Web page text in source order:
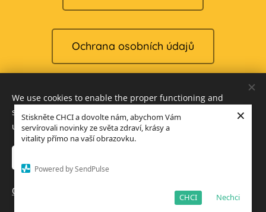
Stiskněte CHCI a dovolte nám, abychom Vám
servírovali novinky ze světa zdraví, krásy a
vitality přímo na vaší obrazovku.
Powered by SendPulse
Nechci
CHCI
×
Ochrana osobních údajů
Reklamace
We use cookies to enable the proper functioning and
security of our website, and to offer you the best possible
user experience.
Open advanced settings